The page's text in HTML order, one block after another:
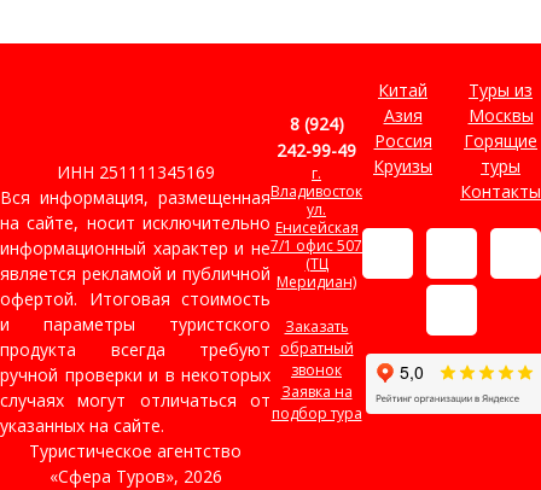
ИНН 251111345169
Вся информация, размещенная
на сайте, носит исключительно
информационный характер и не
является рекламой и публичной
офертой. Итоговая стоимость
и параметры туристского
продукта всегда требуют
ручной проверки и в некоторых
случаях могут отличаться от
указанных на сайте.
Туристическое агентство
«Сфера Туров», 2026
Китай
Азия
Россия
Круизы
Туры из
Москвы
Горящие
туры
Контакты
8 (924)
242-99-49
г.
Владивосток
ул.
Енисейская
7/1 офис 507
(ТЦ
Меридиан)
Заказать
обратный
звонок
Заявка на
подбор тура